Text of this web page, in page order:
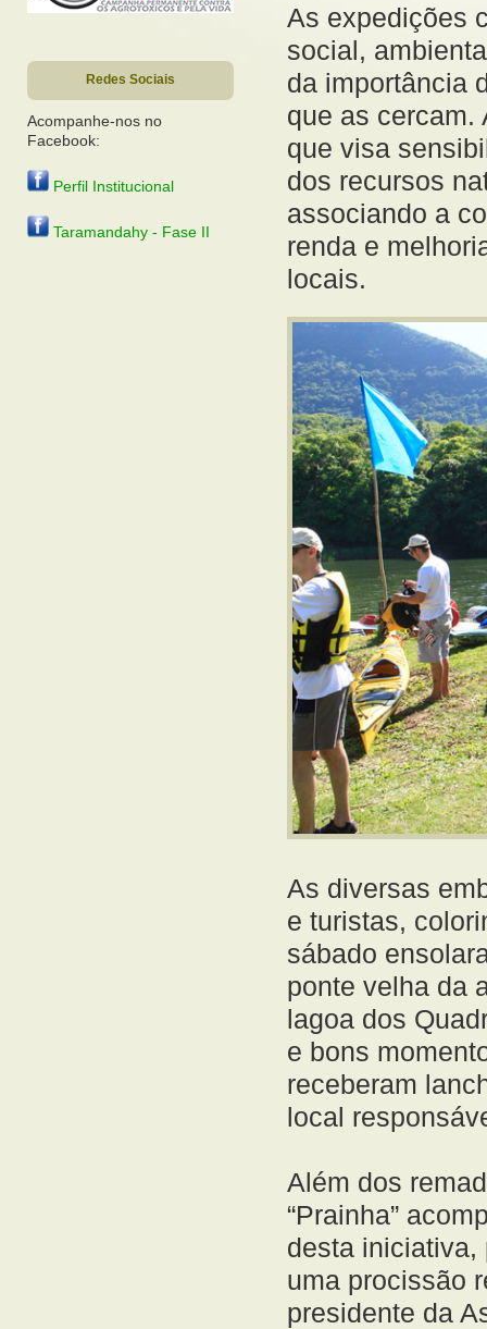
Redes Sociais
Acompanhe-nos no
Facebook:
Perfil Institucional
Taramandahy - Fase II
As expedições
social,
da importância
que as cercam.
que visa
dos recursos
associando a
renda e
locais.
As diversas
e turistas,
sábado
ponte velha da
lagoa dos
e bons
receberam
local
Além dos
“Prainha”
desta iniciativa,
uma procissão
presidente da